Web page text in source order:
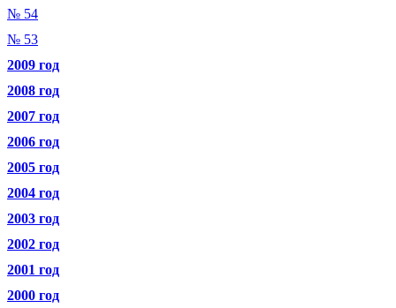
№ 54
№ 53
2009 год
2008 год
2007 год
2006 год
2005 год
2004 год
2003 год
2002 год
2001 год
2000 год